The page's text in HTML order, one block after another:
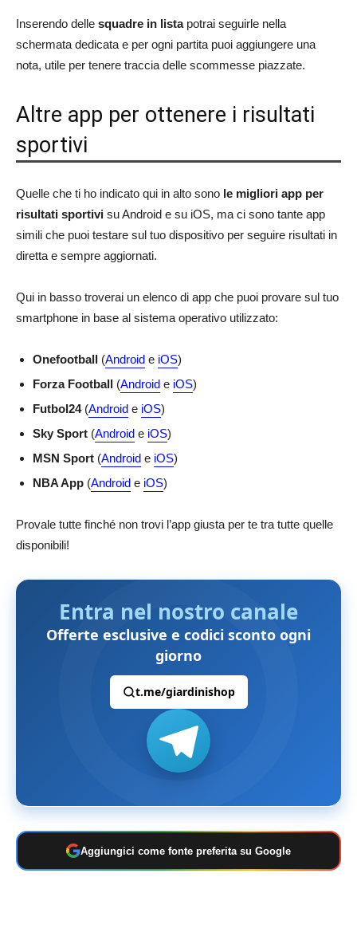
Inserendo delle squadre in listapotrai seguirle nella
schermata dedicata e per ogni partita puoi aggiungere una
nota, utile per tenere traccia delle scommesse piazzate.
Altre app per ottenere i risultati
sportivi
Quelle che ti ho indicato qui in alto sono le migliori app per
risultati sportivi su Android e su iOS, ma ci sono tante app
simili che puoi testare sul tuo dispositivo per seguire risultati in
diretta e sempre aggiornati.
Qui in basso troverai un elenco di app che puoi provare sul tuo
smartphone in base al sistema operativo utilizzato:
Onefootball (Android e iOS)
Forza Football (Android e iOS)
Futbol24(Android e iOS)
Sky Sport (Android e iOS)
MSN Sport (Android e iOS)
NBA App (Android e iOS)
Provale tutte finché non trovi l’app giusta per te tra tutte quelle
disponibili!
Entra nel nostro canale
Offerte esclusive e codici sconto ogni
giorno
t.me/giardinishop
Aggiungici come fonte preferita su Google